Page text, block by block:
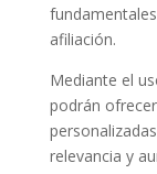
afiliación.
Mediante el
podrán
relevancia y